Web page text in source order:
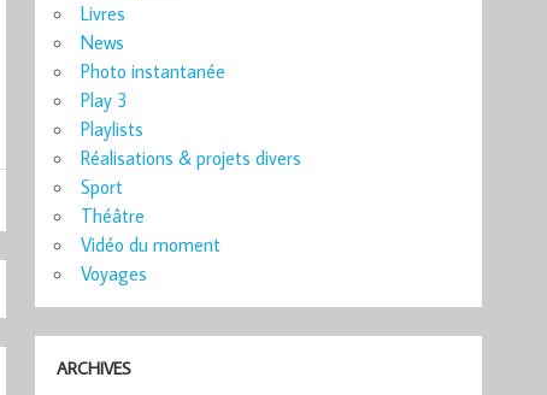
Livres
News
Photo instantanée
Play 3
Playlists
Réalisations & projets divers
Sport
Théâtre
Vidéo du moment
Voyages
ARCHIVES